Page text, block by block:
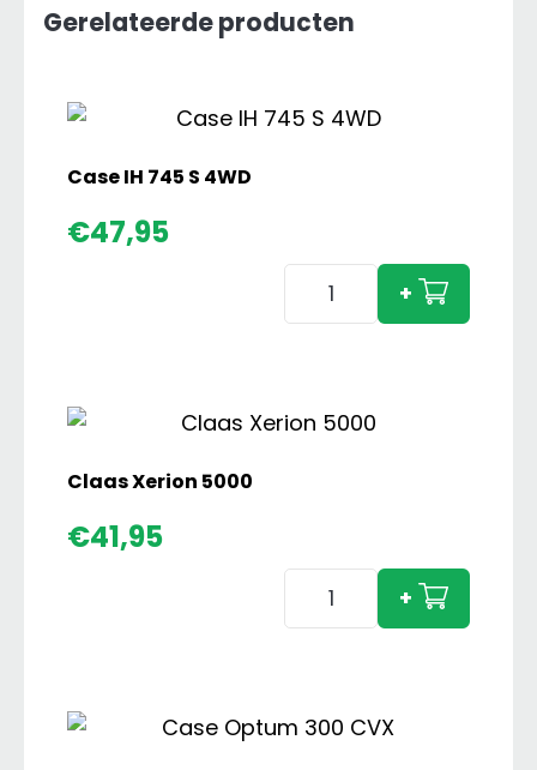
Gerelateerde producten
Case IH 745 S 4WD
€47,95
Case
4WD
aantal
+
Claas Xerion 5000
€41,95
Claas
Xerion
+